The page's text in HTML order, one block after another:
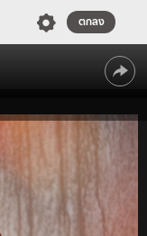
ตกลง